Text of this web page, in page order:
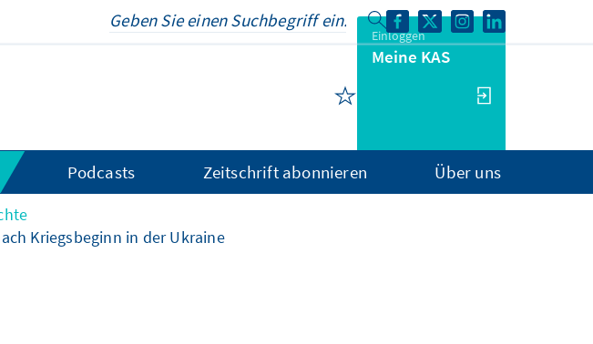
Einloggen
Meine KAS
Podcasts Zeitschrift abonnieren Über uns
Kriegsbeginn in der Ukraine